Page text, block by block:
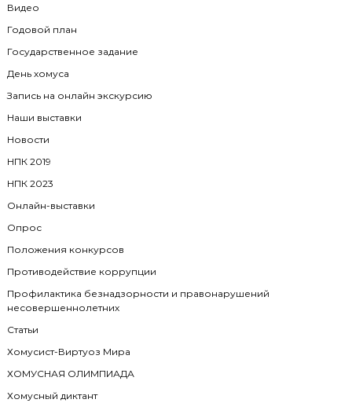
Видео
Годовой план
Государственное задание
День хомуса
Запись на онлайн экскурсию
Наши выставки
Новости
НПК 2019
НПК 2023
Онлайн-выставки
Опрос
Положения конкурсов
Противодействие коррупции
Профилактика безнадзорности и правонарушений
несовершеннолетних
Статьи
Хомусист-Виртуоз Мира
ХОМУСНАЯ ОЛИМПИАДА
Хомусный диктант